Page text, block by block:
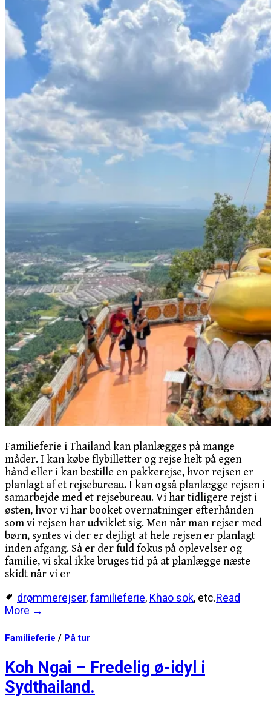
Familieferie i Thailand kan planlægges på mange
måder. I kan købe flybilletter og rejse helt på egen
hånd eller i kan bestille en pakkerejse, hvor rejsen er
planlagt af et rejsebureau. I kan også planlægge rejsen i
samarbejde med et rejsebureau. Vi har tidligere rejst i
østen, hvor vi har booket overnatninger efterhånden
som vi rejsen har udviklet sig. Men når man rejser med
børn, syntes vi der er dejligt at hele rejsen er planlagt
inden afgang. Så er der fuld fokus på oplevelser og
familie, vi skal ikke bruges tid på at planlægge næste
skidt når vi er
drømmerejser,familieferie, Khao sok, etc.Read
More →
Familieferie / På tur
Koh Ngai – Fredelig ø-idyl i
Sydthailand.